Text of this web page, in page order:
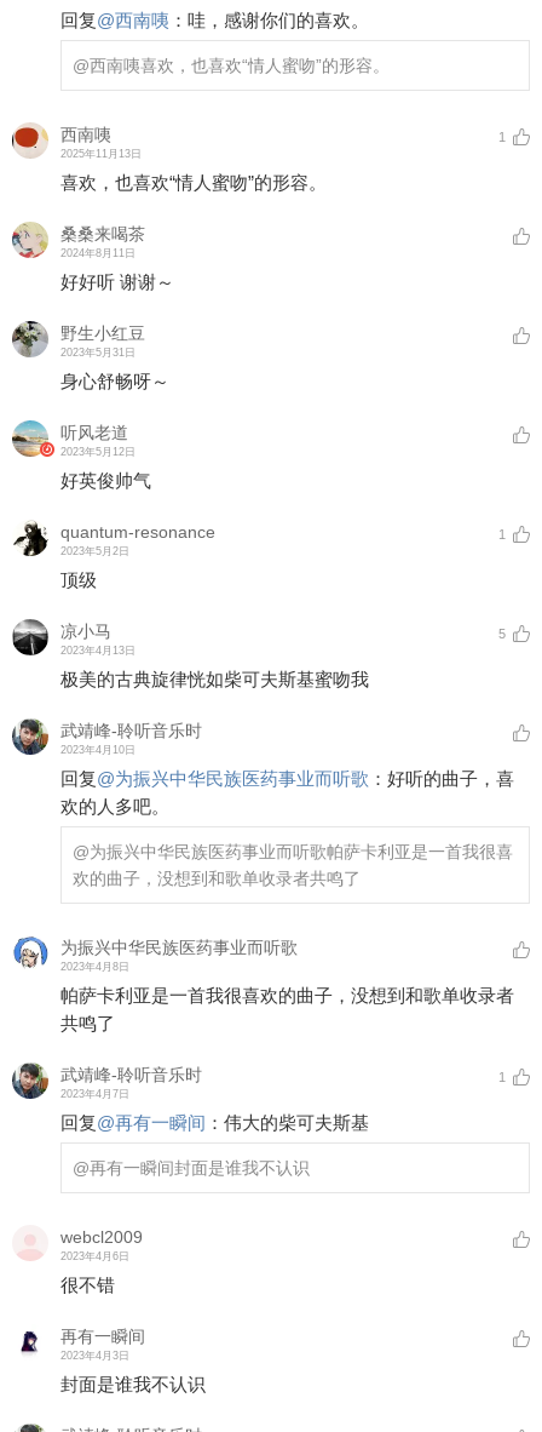
回复@西南咦 ： 哇，感谢你们的喜欢。
@西南咦喜欢，也喜欢“情人蜜吻”的形容。
西南咦
2025年11月13日
1
喜欢，也喜欢“情人蜜吻”的形容。
桑桑来喝茶
2024年8月11日
好好听 谢谢～
野生小红豆
2023年5月31日
身心舒畅呀～
听风老道
2023年5月12日
好英俊帅气
quantum-resonance
2023年5月2日
1
顶级
凉小马
2023年4月13日
5
极美的古典旋律恍如柴可夫斯基蜜吻我
武靖峰-聆听音乐时
2023年4月10日
回复@为振兴中华民族医药事业而听歌 ： 好听的曲子，喜
欢的人多吧。
@为振兴中华民族医药事业而听歌帕萨卡利亚是一首我很喜
欢的曲子，没想到和歌单收录者共鸣了
为振兴中华民族医药事业而听歌
2023年4月8日
帕萨卡利亚是一首我很喜欢的曲子，没想到和歌单收录者
共鸣了
武靖峰-聆听音乐时
2023年4月7日
1
回复@再有一瞬间 ： 伟大的柴可夫斯基
@再有一瞬间封面是谁我不认识
webcl2009
2023年4月6日
很不错
再有一瞬间
2023年4月3日
封面是谁我不认识